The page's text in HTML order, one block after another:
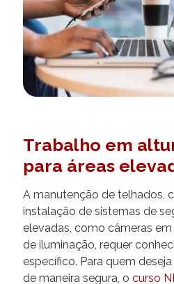
Trabalho em
para áreas
A manutenção de telhados,
instalação de sistemas de
elevadas, como câmeras
de iluminação, requer
específico. Para quem
de maneira segura, o curso